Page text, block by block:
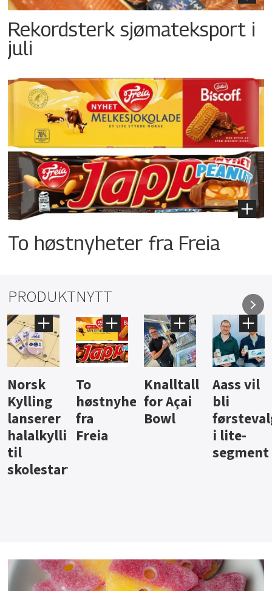
Rekordsterk sjømateksport i
juli
To høstnyheter fra Freia
PRODUKTNYTT
Knalltall
for Açai
Bowl
Aass vil
bli
førstevalg
i lite-
Brus og
jus fra
Berentsen
Hard
iste fra
Hansa